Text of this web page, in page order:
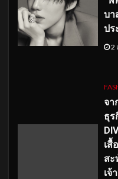
บา
ปร
2
จา
ธุร
เสื้
ส
เจ้